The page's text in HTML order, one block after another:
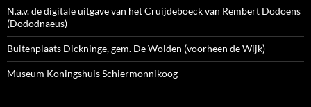
N.a.v. de digitale uitgave van het Cruijdeboeck van Rembert Dodoens
(Dododnaeus)
Buitenplaats Dickninge, gem. De Wolden (voorheen de Wijk)
Museum Koningshuis Schiermonnikoog